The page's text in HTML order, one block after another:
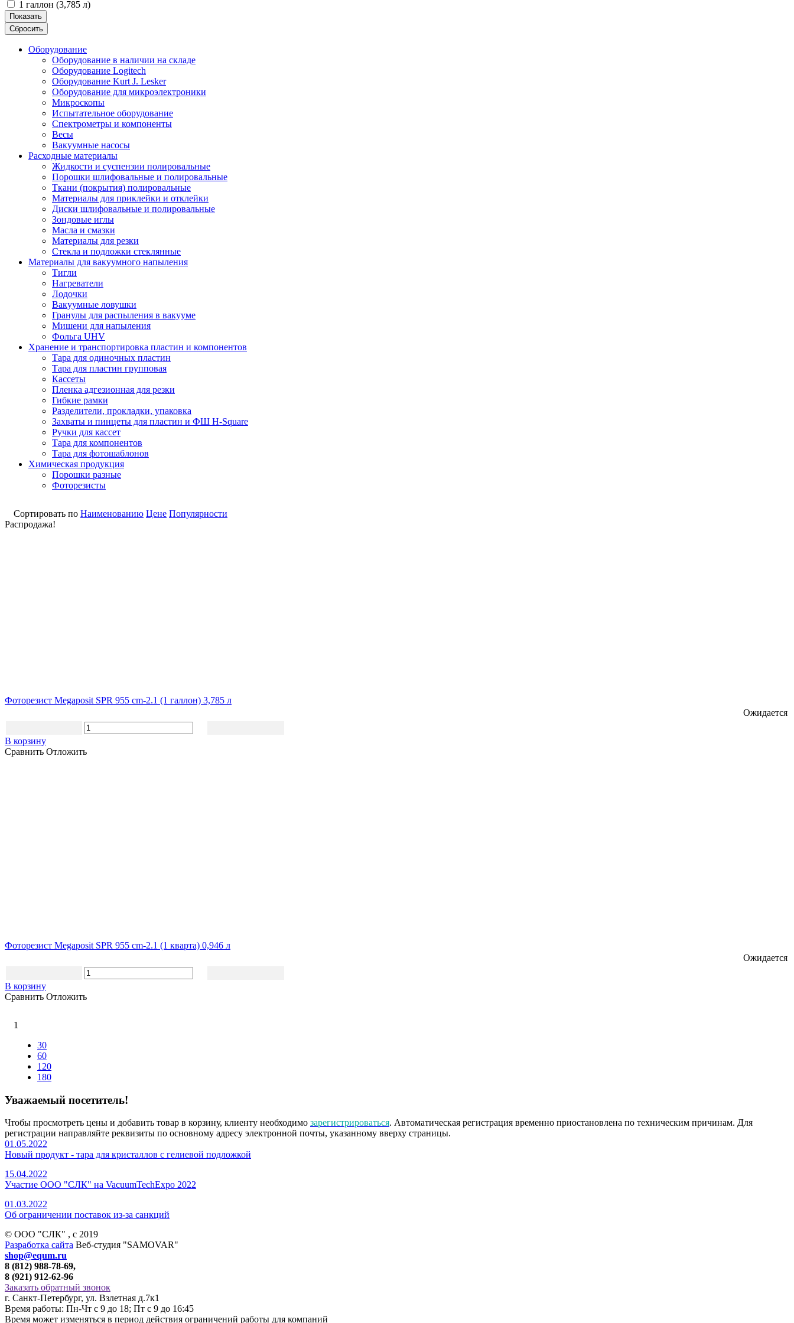
1 галлон (3,785 л)
Показать
Сбросить
Оборудование
Оборудование в наличии на складе
Оборудование Logitech
Оборудование Kurt J. Lesker
Оборудование для микроэлектроники
Микроскопы
Испытательное оборудование
Спектрометры и компоненты
Весы
Вакуумные насосы
Расходные материалы
Жидкости и суспензии полировальные
Порошки шлифовальные и полировальные
Ткани (покрытия) полировальные
Материалы для приклейки и отклейки
Диски шлифовальные и полировальные
Зондовые иглы
Масла и смазки
Материалы для резки
Стекла и подложки стеклянные
Материалы для вакуумного напыления
Тигли
Нагреватели
Лодочки
Вакуумные ловушки
Гранулы для распыления в вакууме
Мишени для напыления
Фольга UHV
Хранение и транспортировка пластин и компонентов
Тара для одиночных пластин
Тара для пластин групповая
Кассеты
Пленка адгезионная для резки
Гибкие рамки
Разделители, прокладки, упаковка
Захваты и пинцеты для пластин и ФШ H-Square
Ручки для кассет
Тара для компонентов
Тара для фотошаблонов
Химическая продукция
Порошки разные
Фоторезисты
Сортировать по Наименованию Цене Популярности
Распродажа!
Фоторезист Megaposit SPR 955 cm-2.1 (1 галлон) 3,785 л
Ожидается
В корзину
Сравнить Отложить
Фоторезист Megaposit SPR 955 cm-2.1 (1 кварта) 0,946 л
Ожидается
В корзину
Сравнить Отложить
1
30
60
120
180
Уважаемый посетитель!
Чтобы просмотреть цены и добавить товар в корзину, клиенту необходимо зарегистрироваться. Автоматическая регистрация временно приостановлена по техническим причинам. Для
регистрации направляйте реквизиты по основному адресу электронной почты, указанному вверху страницы.
01.05.2022
Новый продукт - тара для кристаллов с гелиевой подложкой
15.04.2022
Участие ООО "СЛК" на VacuumTechExpo 2022
01.03.2022
Об ограничении поставок из-за санкций
© ООО "СЛК" , c 2019
Разработка сайта Веб-студия "SAMOVAR"
shop@equm.ru
8 (812) 988-78-69,
8 (921) 912-62-96
Заказать обратный звонок
г. Санкт-Петербург, ул. Взлетная д.7к1
Время работы: Пн-Чт с 9 до 18; Пт с 9 до 16:45
Время может изменяться в период действия ограничений работы для компаний